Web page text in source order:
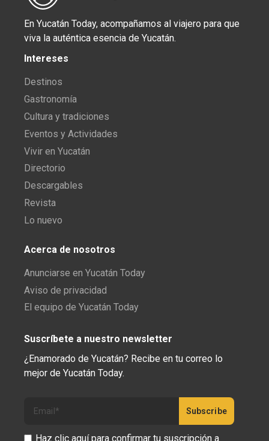
En Yucatán Today, acompañamos al viajero para que
viva la auténtica esencia de Yucatán.
Intereses
Destinos
Gastronomía
Cultura y tradiciones
Eventos y Actividades
Vivir en Yucatán
Directorio
Descargables
Revista
Lo nuevo
Acerca de nosotros
Anunciarse en Yucatán Today
Aviso de privacidad
El equipo de Yucatán Today
Suscríbete a nuestro newsletter
¿Enamorado de Yucatán? Recibe en tu correo lo
mejor de Yucatán Today.
Haz clic aquí para confirmar tu suscripción a